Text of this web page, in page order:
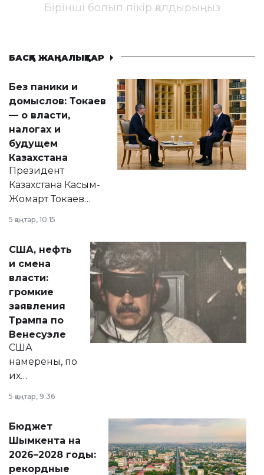
Бірінші болып пікір қалдырыңыз
БАСҚА ЖАҢАЛЫҚТАР
Без паники и
домыслов: Токаев
— о власти,
налогах и
будущем
Казахстана
Президент
Казахстана Касым-
Жомарт Токаев
сразу несколько
актуальных тем —
от слухов о
политических
реформах до
вопросов армии,
экономики и
личного здоровья.
5 қаңтар, 10:15
США, нефть
и смена
власти:
громкие
заявления
Трампа по
Венесуэле
США
намерены, по
их
принести
народу
Венесуэлы.
5 қаңтар, 9:36
Бюджет
Шымкента на
2026–2028 годы:
рекордные